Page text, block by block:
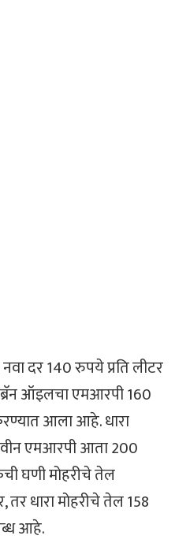
दर 140 रुपये प्रति लीटर
ऑइलचा एमआरपी 160
आला आहे. धारा
एमआरपी आता 200
घणी मोहरीचे तेल
धारा मोहरीचे तेल 158
आहे.